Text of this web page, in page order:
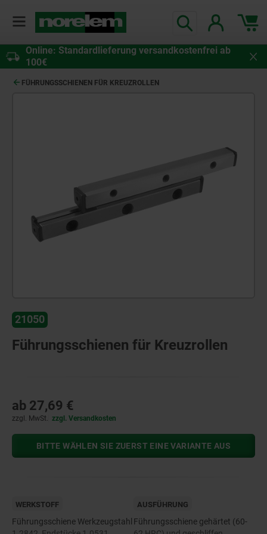
Online: Standardlieferung versandkostenfrei ab
100€
FÜHRUNGSSCHIENEN FÜR KREUZROLLEN
21050
Führungsschienen für Kreuzrollen
ab 27,69 €
zzgl. MwSt. zzgl. Versandkosten
BITTE WÄHLEN SIE ZUERST EINE VARIANTE AUS
WERKSTOFF
Führungsschiene Werkzeugstahl
AUSFÜHRUNG
Führungsschiene gehärtet (60-